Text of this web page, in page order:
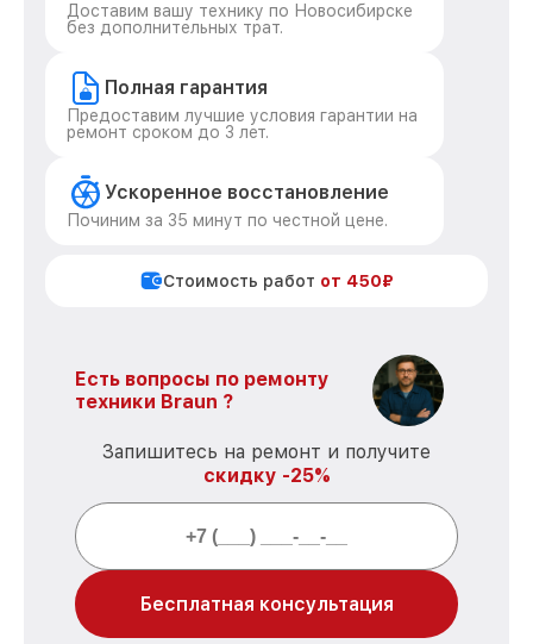
Доставим вашу технику по Новосибирске
без дополнительных трат.
Полная гарантия
Предоставим лучшие условия гарантии на
ремонт сроком до 3 лет.
Ускоренное восстановление
Починим за 35 минут по честной цене.
Стоимость работ от 450₽
Есть вопросы по ремонту
техники Braun ?
Запишитесь на ремонт и получите
скидку -25%
Бесплатная консультация